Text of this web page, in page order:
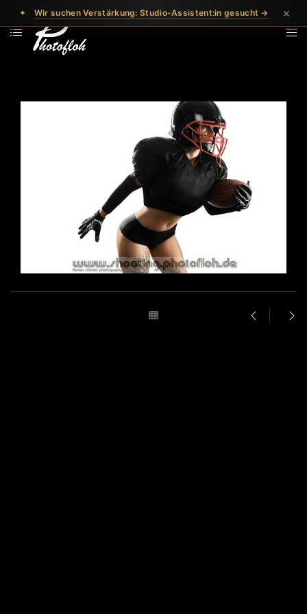
✦ Wir suchen Verstärkung: Studio-Assistent:in gesucht → ×